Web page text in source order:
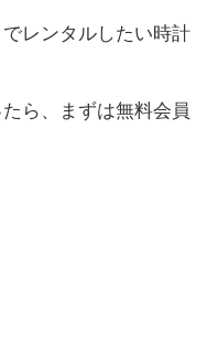
レンタルしたい時計
ら、まずは無料会員